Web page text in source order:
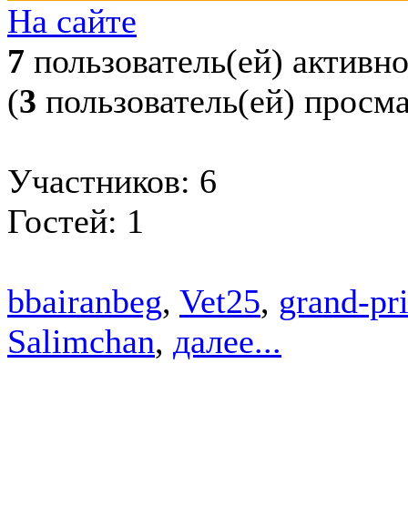
На сайте
7 пользователь(ей) активно
(3 пользователь(ей)
Участников: 6
Гостей: 1
bbairanbeg, Vet25, grand-
Salimchan, далее...